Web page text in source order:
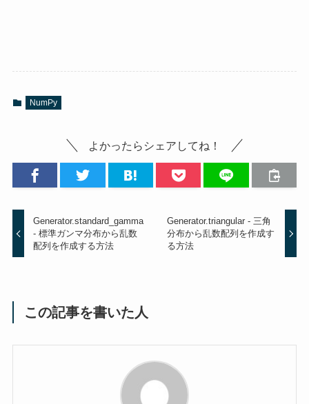
NumPy
よかったらシェアしてね！
Generator.standard_gamma
- 標準ガンマ分布から乱数
配列を作成する方法
Generator.triangular - 三角
分布から乱数配列を作成す
る方法
この記事を書いた人